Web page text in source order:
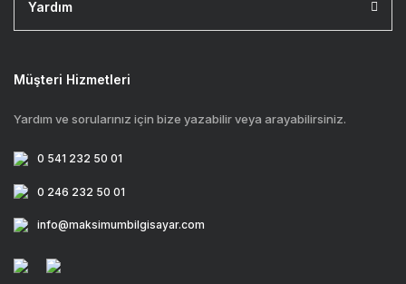
Yardım
Müşteri Hizmetleri
Yardım ve sorularınız için bize yazabilir veya arayabilirsiniz.
0 541 232 50 01
0 246 232 50 01
info@maksimumbilgisayar.com